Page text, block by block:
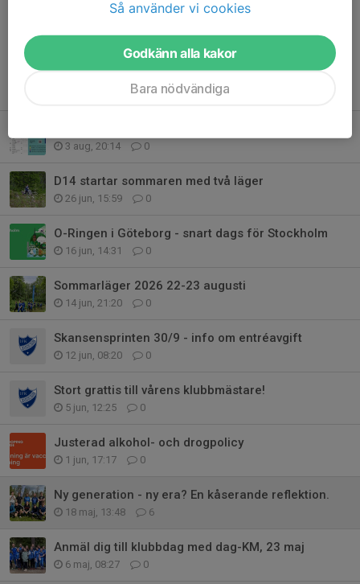
3 aug, 20:14 0
D14 startar sommaren med två läger
26 jun, 15:59 0
O-Ringen i Göteborg - snart dags för Stockholm
16 jun, 14:31 0
Sommarläger 2026 22-23 augusti
14 jun, 21:20 0
Skansensprinten 30/9 - info om entréavgift
12 jun, 08:20 0
Stort grattis till vårens klubbmästare!
5 jun, 12:25 0
Justerad alkohol- och drogpolicy
1 jun, 17:17 0
Ny generation - ny era? En kåserande reflektion.
18 maj, 13:48 6
Anmäl dig till klubbdag med dag-KM, 23 maj
6 maj, 08:27 0
Så använder vi cookies
Godkänn alla kakor
Bara nödvändiga